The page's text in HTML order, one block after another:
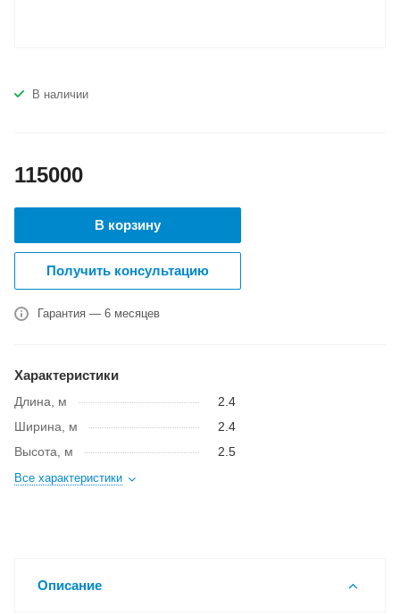
В наличии
115000
В корзину
Получить консультацию
Гарантия — 6 месяцев
Характеристики
Длина, м
2.4
Ширина, м
2.4
Высота, м
2.5
Все характеристики
Описание